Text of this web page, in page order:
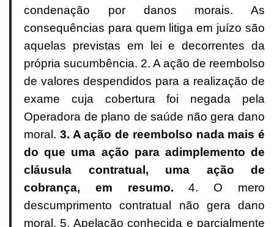
condenação por danos morais. As
consequências para quem litiga em juízo são
aquelas previstas em lei e decorrentes da
própria sucumbência. 2. A ação de reembolso
de valores despendidos para a realização de
exame cuja cobertura foi negada pela
Operadora de plano de saúde não gera dano
moral. 3. A ação de reembolso nada mais é
do que uma ação para adimplemento de
cláusula contratual, uma ação de
cobrança, em resumo. 4. O mero
descumprimento contratual não gera dano
moral. 5. Apelação conhecida e parcialmente